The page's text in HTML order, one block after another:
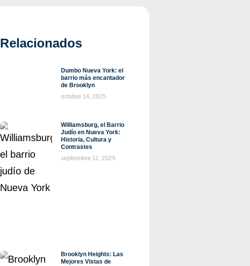
Relacionados
Dumbo Nueva York: el
barrio más encantador
de Brooklyn
octubre 14, 2025
Williamsburg, el Barrio
Judío en Nueva York:
Historia, Cultura y
Contrastes
septiembre 11, 2025
Brooklyn Heights: Las
Mejores Vistas de